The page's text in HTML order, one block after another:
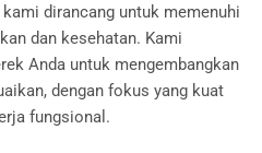
dirancang untuk memenuhi
dan kesehatan. Kami
Anda untuk mengembangkan
dengan fokus yang kuat
fungsional.